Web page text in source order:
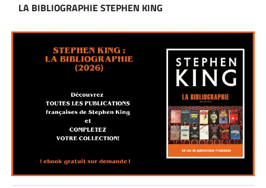
LA BIBLIOGRAPHIE STEPHEN KING